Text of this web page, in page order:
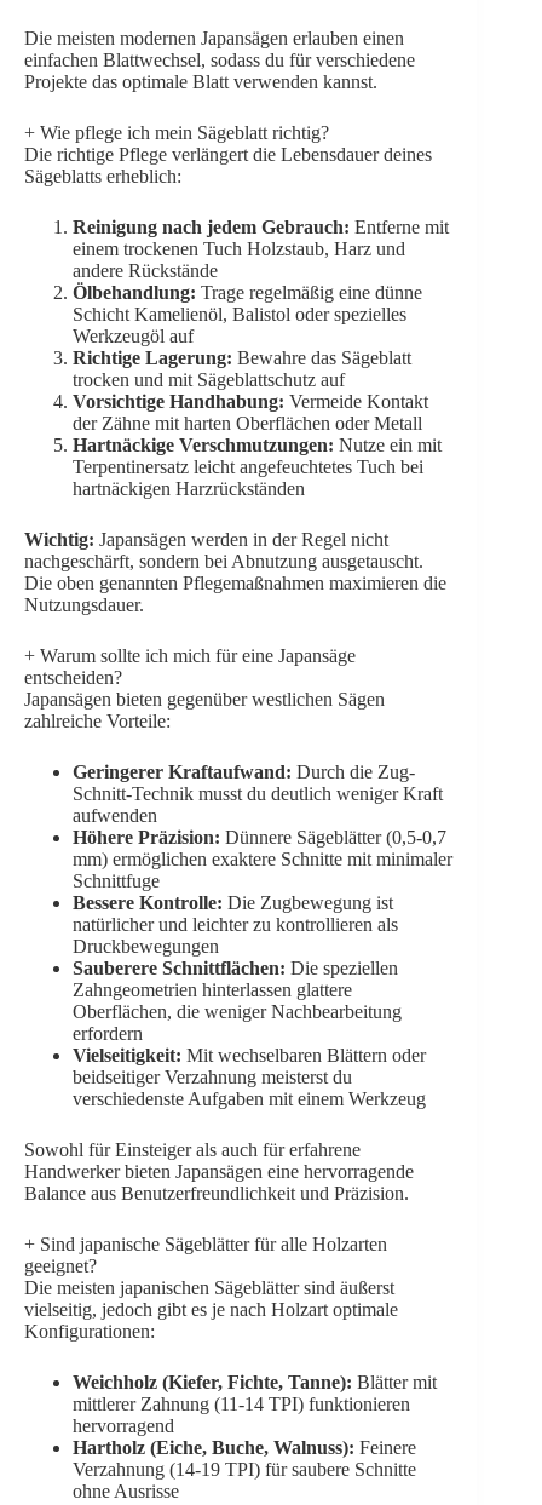
Die meisten modernen Japansägen erlauben einen
einfachen Blattwechsel, sodass du für verschiedene
Projekte das optimale Blatt verwenden kannst.
+ Wie pflege ich mein Sägeblatt richtig?
Die richtige Pflege verlängert die Lebensdauer deines
Sägeblatts erheblich:
Reinigung nach jedem Gebrauch: Entferne mit
einem trockenen Tuch Holzstaub, Harz und
andere Rückstände
Ölbehandlung: Trage regelmäßig eine dünne
Schicht Kamelienöl, Balistol oder spezielles
Werkzeugöl auf
Richtige Lagerung: Bewahre das Sägeblatt
trocken und mit Sägeblattschutz auf
Vorsichtige Handhabung: Vermeide Kontakt
der Zähne mit harten Oberflächen oder Metall
Hartnäckige Verschmutzungen: Nutze ein mit
Terpentinersatz leicht angefeuchtetes Tuch bei
hartnäckigen Harzrückständen
Wichtig: Japansägen werden in der Regel nicht
nachgeschärft, sondern bei Abnutzung ausgetauscht.
Die oben genannten Pflegemaßnahmen maximieren die
Nutzungsdauer.
+ Warum sollte ich mich für eine Japansäge
entscheiden?
Japansägen bieten gegenüber westlichen Sägen
zahlreiche Vorteile:
Geringerer Kraftaufwand: Durch die Zug-
Schnitt-Technik musst du deutlich weniger Kraft
aufwenden
Höhere Präzision: Dünnere Sägeblätter (0,5-0,7
mm) ermöglichen exaktere Schnitte mit minimaler
Schnittfuge
Bessere Kontrolle: Die Zugbewegung ist
natürlicher und leichter zu kontrollieren als
Druckbewegungen
Sauberere Schnittflächen: Die speziellen
Zahngeometrien hinterlassen glattere
Oberflächen, die weniger Nachbearbeitung
erfordern
Vielseitigkeit: Mit wechselbaren Blättern oder
beidseitiger Verzahnung meisterst du
verschiedenste Aufgaben mit einem Werkzeug
Sowohl für Einsteiger als auch für erfahrene
Handwerker bieten Japansägen eine hervorragende
Balance aus Benutzerfreundlichkeit und Präzision.
+ Sind japanische Sägeblätter für alle Holzarten
geeignet?
Die meisten japanischen Sägeblätter sind äußerst
vielseitig, jedoch gibt es je nach Holzart optimale
Konfigurationen:
Weichholz (Kiefer, Fichte, Tanne): Blätter mit
mittlerer Zahnung (11-14 TPI) funktionieren
hervorragend
Hartholz (Eiche, Buche, Walnuss): Feinere
Verzahnung (14-19 TPI) für saubere Schnitte
ohne Ausrisse